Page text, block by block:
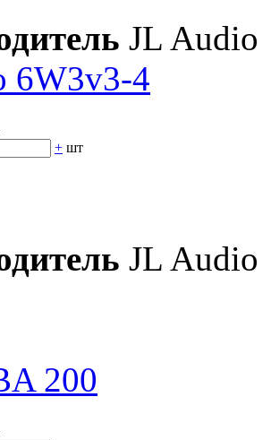
JL Audio
6W3v3-4
+ шт
JL Audio
200